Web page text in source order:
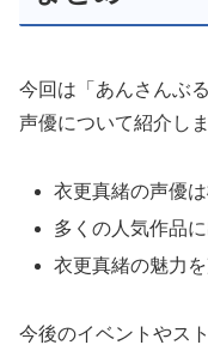
今回は「あんさんぶ
声優について紹介しま
衣更真緒の声優
多くの人気作品
衣更真緒の魅力
今後のイベントやス